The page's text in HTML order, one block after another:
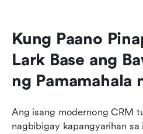
Kung Paano
Lark Base ang
ng Pamamahala
Ang isang modernong CRM
nagbibigay kapangyarihan